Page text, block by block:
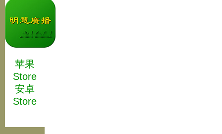
苹果
Store
安卓
Store